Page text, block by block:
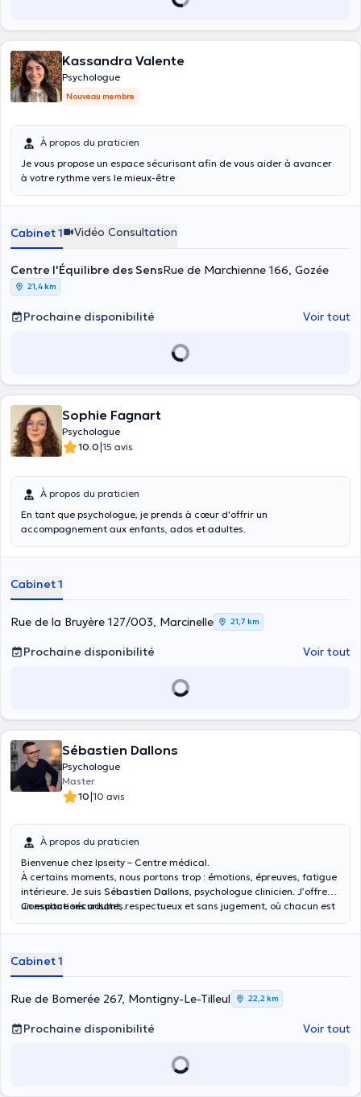
Kassandra Valente
Psychologue
Nouveau membre
À propos du praticien
Je vous propose un espace sécurisant afin de vous aider à avancer
à votre rythme vers le mieux-être
Cabinet 1 Vidéo Consultation
Centre l'Équilibre des SensRue de Marchienne 166, Gozée
21,4 km
Prochaine disponibilité Voir tout
Sophie Fagnart
Psychologue
10.0|15 avis
À propos du praticien
En tant que psychologue, je prends à cœur d'offrir un
accompagnement aux enfants, ados et adultes.
Cabinet 1
Rue de la Bruyère 127/003, Marcinelle 21,7 km
Prochaine disponibilité Voir tout
Sébastien Dallons
Psychologue
Master
10|10 avis
À propos du praticien
Bienvenue chez Ipseity – Centre médical.
À certains moments, nous portons trop : émotions, épreuves, fatigue
intérieure. Je suis Sébastien Dallons, psychologue clinicien. J’offre
un espace sécurisant, respectueux et sans jugement, où chacun est
prendre soin de soi.
Consultations adultes.
Cabinet 1
Rue de Bomerée 267, Montigny-Le-Tilleul 22,2 km
Prochaine disponibilité Voir tout